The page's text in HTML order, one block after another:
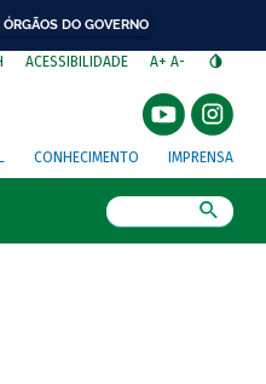
ÓRGÃOS DO GOVERNO
ACESSIBILIDADE A+ A-
CONHECIMENTO IMPRENSA